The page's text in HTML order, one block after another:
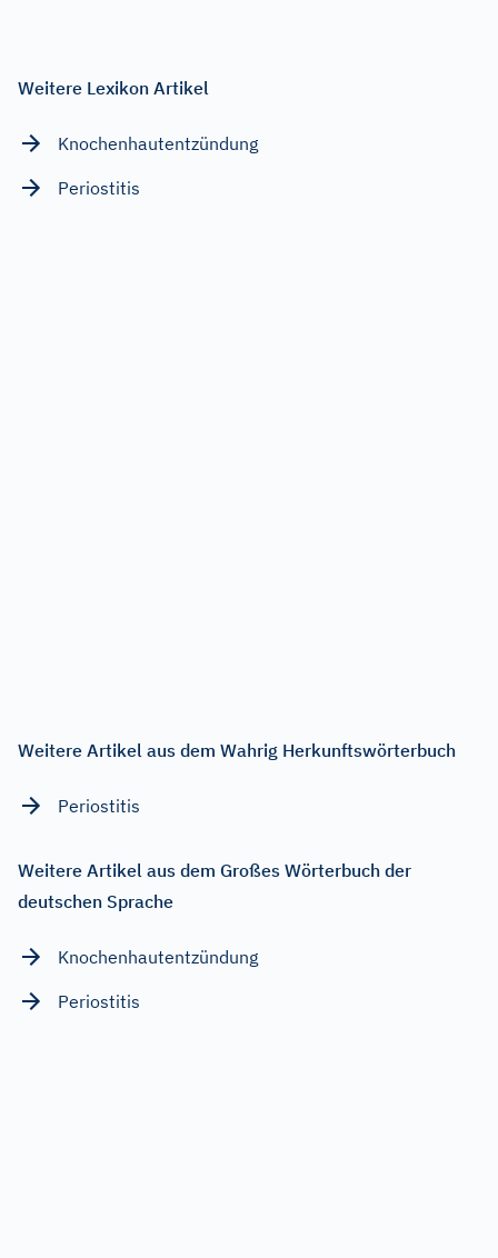
Weitere Lexikon Artikel
Knochenhautentzündung
Periostitis
Weitere Artikel aus dem Wahrig Herkunftswörterbuch
Periostitis
Weitere Artikel aus dem Großes Wörterbuch der
deutschen Sprache
Knochenhautentzündung
Periostitis